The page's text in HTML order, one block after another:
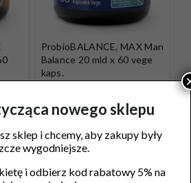
ProbioBALANCE, MAX Man
Balance 20 mld x 60 vege
kaps.
Dodaj do koszyka
nowego sklepu
sklep i chcemy, aby zakupy były
wygodniejsze.
i odbierz kod rabatowy 5% na